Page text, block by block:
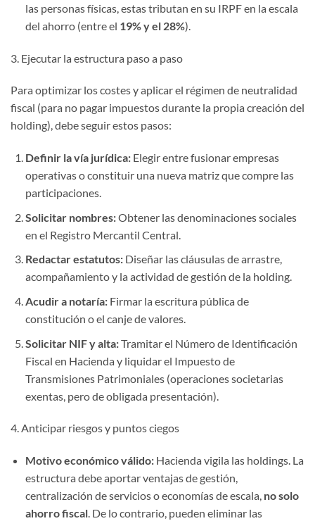
las personas físicas, estas tributan en su IRPF en la escala
del ahorro (entre el 19% y el 28%).
3. Ejecutar la estructura paso a paso
Para optimizar los costes y aplicar el régimen de neutralidad
fiscal (para no pagar impuestos durante la propia creación del
holding), debe seguir estos pasos:
Definir la vía jurídica:Elegir entre fusionar empresas
operativas o constituir una nueva matriz que compre las
participaciones.
Solicitar nombres:Obtener las denominaciones sociales
en el Registro Mercantil Central.
Redactar estatutos:Diseñar las cláusulas de arrastre,
acompañamiento y la actividad de gestión de la holding.
Acudir a notaría:Firmar la escritura pública de
constitución o el canje de valores.
Solicitar NIF y alta:Tramitar el Número de Identificación
Fiscal en Hacienda y liquidar el Impuesto de
Transmisiones Patrimoniales (operaciones societarias
exentas, pero de obligada presentación).
4. Anticipar riesgos y puntos ciegos
Motivo económico válido:Hacienda vigila las holdings. La
estructura debe aportar ventajas de gestión,
centralización de servicios o economías de escala, no solo
ahorro fiscal. De lo contrario, pueden eliminar las